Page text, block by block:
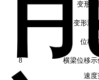
变形测
变形测
位移
8 横梁位移
速度